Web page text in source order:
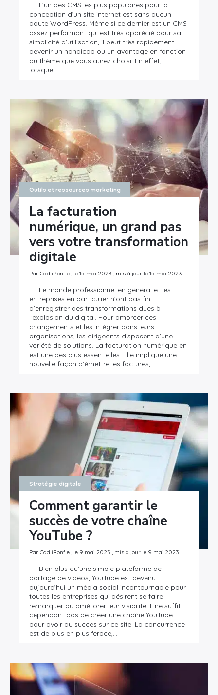
L’un des CMS les plus populaires pour la
conception d’un site internet est sans aucun
doute WordPress. Même si ce dernier est un CMS
assez performant qui est très apprécié pour sa
simplicité d’utilisation, il peut très rapidement
devenir un handicap ou un avantage en fonction
du thème que vous aurez choisi. En effet,
lorsque…
Outils et ressources marketing
La facturation
numérique, un grand pas
vers votre transformation
digitale
Par Cad iRonfle , le 15 mai 2023 , mis à jour le 15 mai 2023
Le monde professionnel en général et les
entreprises en particulier n’ont pas fini
d’enregistrer des transformations dues à
l’explosion du digital. Pour amorcer ces
changements et les intégrer dans leurs
organisations, les dirigeants disposent d’une
variété de solutions. La facturation numérique en
est une des plus essentielles. Elle implique une
nouvelle façon d’émettre les factures,…
Stratégie digitale
Comment garantir le
succès de votre chaîne
YouTube ?
Par Cad iRonfle , le 9 mai 2023 , mis à jour le 9 mai 2023
Bien plus qu’une simple plateforme de
partage de vidéos, YouTube est devenu
aujourd’hui un média social incontournable pour
toutes les entreprises qui désirent se faire
remarquer ou améliorer leur visibilité. Il ne suffit
cependant pas de créer une chaîne YouTube
pour avoir du succès sur ce site. La concurrence
est de plus en plus féroce,…